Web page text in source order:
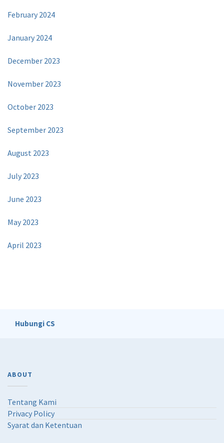
February 2024
January 2024
December 2023
November 2023
October 2023
September 2023
August 2023
July 2023
June 2023
May 2023
April 2023
Hubungi CS
ABOUT
Tentang Kami
Privacy Policy
Syarat dan Ketentuan